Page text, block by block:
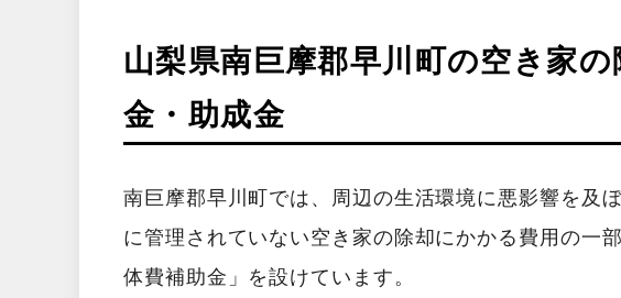
山梨県南巨摩郡早川町の空き家
金・助成金
南巨摩郡早川町では、周辺の生活環境に悪影響を及
に管理されていない空き家の除却にかかる費用の一
体費補助金」を設けています。